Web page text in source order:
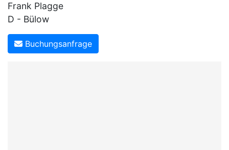
Frank Plagge
D - Bülow
Buchungsanfrage